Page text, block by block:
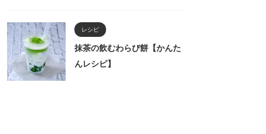
レシピ
抹茶の飲むわらび餅【かんた
んレシピ】